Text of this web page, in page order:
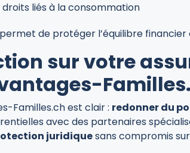
droits liés à la consommation
de protéger l’équilibre
sur votre
Familles.ch est clair : redonner du
avec des partenaires
juridiquesans compromis